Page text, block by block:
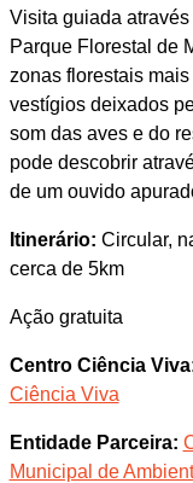
Visita guiada
Parque Florestal de
zonas florestais
vestígios deixados
som das aves e do
pode descobrir
de um ouvido
Itinerário: Circular,
cerca de 5km
Ação gratuita
Centro Ciência
Ciência Viva
Entidade Parceira:
Municipal de